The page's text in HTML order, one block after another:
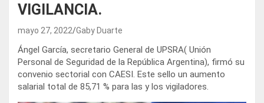
VIGILANCIA.
mayo 27, 2022 Gaby Duarte
Ángel García, secretario General de UPSRA( Unión
Personal de Seguridad de la República Argentina), firmó su
convenio sectorial con CAESI. Este sello un aumento
salarial total de 85,71 % para las y los vigiladores.